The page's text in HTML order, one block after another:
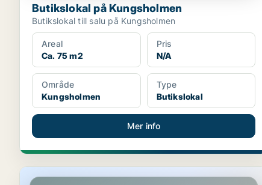
Butikslokal på Kungsholmen
Butikslokal till salu på Kungsholmen
Areal
Ca. 75 m2
Pris
N/A
Område
Kungsholmen
Type
Butikslokal
Mer info
Butikslokal på Södermalm